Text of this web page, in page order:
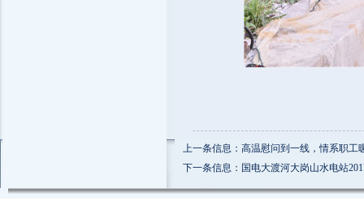
上一条信息：高温慰问到一线，情系职工
下一条信息：国电大渡河大岗山水电站